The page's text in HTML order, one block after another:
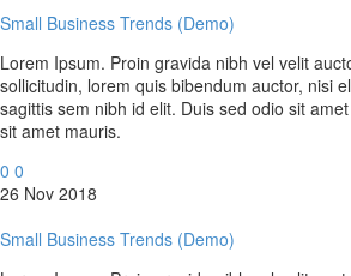
Small Business Trends (Demo)
Lorem Ipsum. Proin gravida nibh vel velit
sollicitudin, lorem quis bibendum auctor, nisi
sagittis sem nibh id elit. Duis sed odio sit
sit amet mauris.
0 0
26 Nov 2018
Small Business Trends (Demo)